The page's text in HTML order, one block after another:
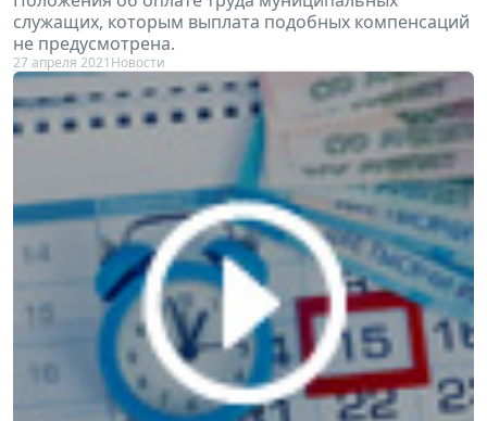
служащих, которым выплата подобных компенсаций
не предусмотрена.
27 апреля 2021 Новости